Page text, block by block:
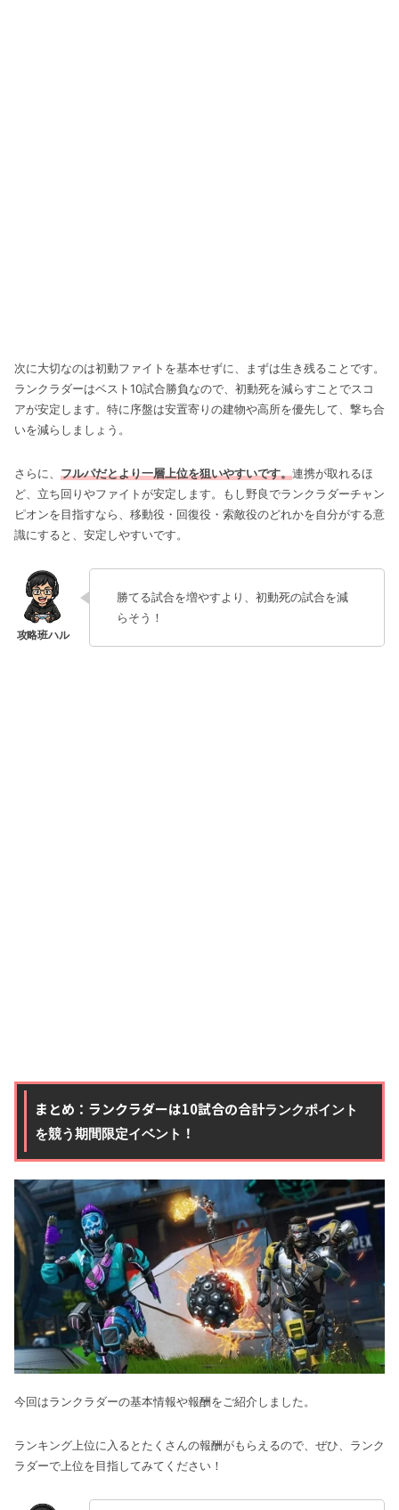
次に大切なのは初動ファイトを基本せずに、まずは生き残ることです。
ランクラダーはベスト10試合勝負なので、初動死を減らすことでスコ
アが安定します。特に序盤は安置寄りの建物や高所を優先して、撃ち合
いを減らしましょう。
さらに、 フルパだとより一層上位を狙いやすいです。連携が取れるほ
ど、立ち回りやファイトが安定します。もし野良でランクラダーチャン
ピオンを目指すなら、移動役・回復役・索敵役のどれかを自分がする意
識にすると、安定しやすいです。
勝てる試合を増やすより、初動死の試合を減
らそう！
まとめ：ランクラダーは10試合の合計ランクポイント
を競う期間限定イベント ！
今回はランクラダーの基本情報や報酬をご紹介しました。
ランキング上位に入るとたくさんの報酬がもらえるので、ぜひ、ランク
ラダーで上位を目指してみてください！